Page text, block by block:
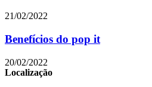
21/02/2022
Benefícios do pop it
20/02/2022
Localização